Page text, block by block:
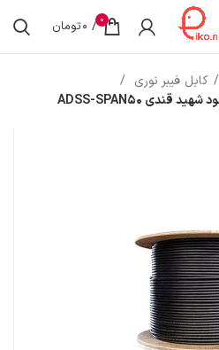
0
/
0تومان
کابل فیبر نوری